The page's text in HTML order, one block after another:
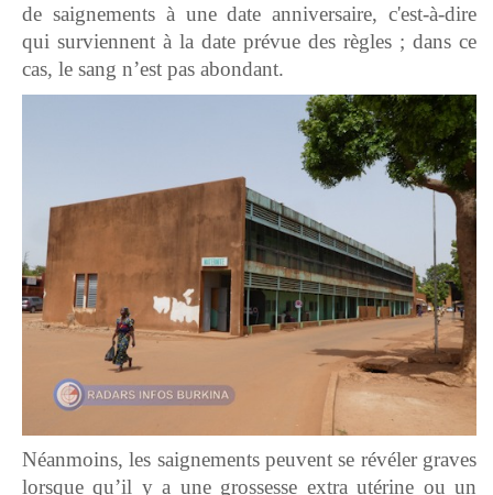
de saignements à une date anniversaire, c'est-à-dire
qui surviennent à la date prévue des règles ; dans ce
cas, le sang n’est pas abondant.
Néanmoins, les saignements peuvent se révéler graves
lorsque qu’il y a une grossesse extra utérine ou un